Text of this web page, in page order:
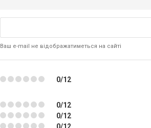
Ваш e-mail не відображатиметься на сайті
0/12
0/12
0/12